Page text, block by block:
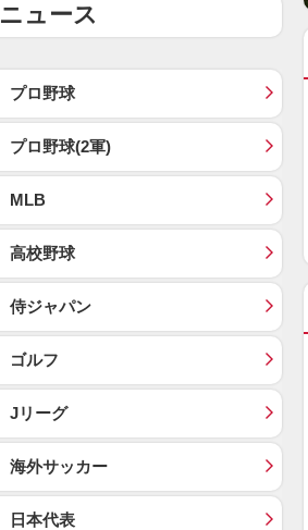
ニュース
プロ野球
プロ野球(2軍)
MLB
高校野球
侍ジャパン
ゴルフ
Jリーグ
海外サッカー
日本代表